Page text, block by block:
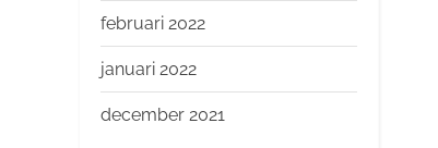
februari 2022
januari 2022
december 2021